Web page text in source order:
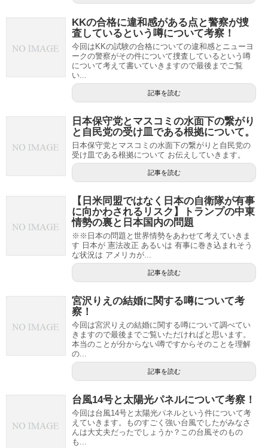
KKの合格に違和感がある点と警察が捜
査しているという噂について考察！
今回はKKの試験の合格についての違和感とニューヨ
ークの警察がその件について捜査しているという噂
について考えて書いていきますので最後までご覧
い...
記事を読む
日本保守党とマスコミの水面下の繋がり
と自民党の受け皿である根拠について。
日本保守党とマスコミの水面下の繋がりと自民党の
受け皿である根拠について お伝えしていきます。
記事を読む
【日米同盟ではなく日本の自衛隊が有事
に向かわされるリスク】トランプの中東
情勢の裏と日本国内の問題
※※日本の問題と世界情勢をあわせて考えていきま
す 日本が 憲法改正 あるいは 有事に巻き込まれそう
な状況は アメリカが...
記事を読む
宮沢りえの結婚に関する噂について考
察！
今回は宮沢りえの結婚に関する噂について調べてい
きますので最後までご覧いただければと思います。
本当のことが分からない噂ですからそのことを理解
の...
記事を読む
台風14号と太陽光パネルについて考察！
今回は台風14号と太陽光パネルという件について考
えていきます。ものすごく強い台風でしたがみなさ
んは大丈夫だったでしょうか？この台風そのもの
も...